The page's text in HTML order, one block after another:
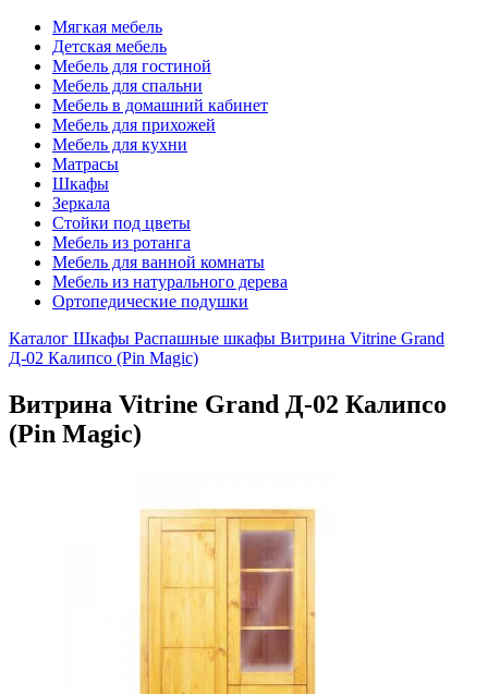
Мягкая мебель
Детская мебель
Мебель для гостиной
Мебель для спальни
Мебель в домашний кабинет
Мебель для прихожей
Мебель для кухни
Матрасы
Шкафы
Зеркала
Стойки под цветы
Мебель из ротанга
Мебель для ванной комнаты
Мебель из натурального дерева
Ортопедические подушки
Каталог Шкафы Распашные шкафы Витрина Vitrine Grand
Д-02 Калипсо (Pin Magic)
Витрина Vitrine Grand Д-02 Калипсо
(Pin Magic)